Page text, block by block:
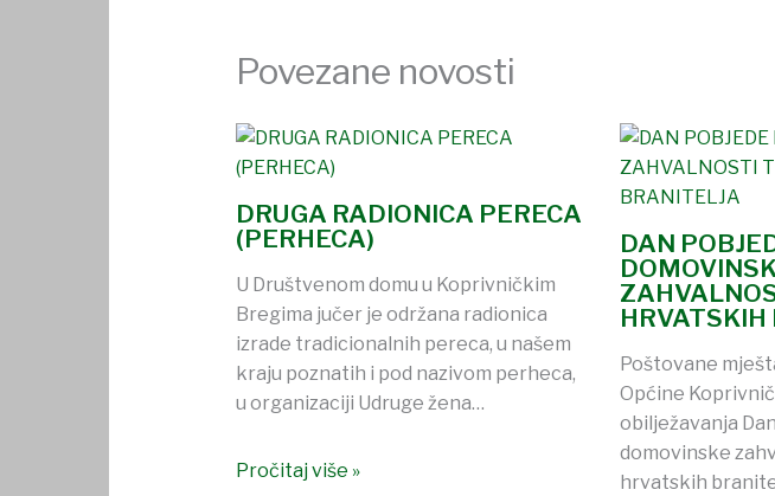
Povezane novosti
DRUGA RADIONICA PERECA
(PERHECA)
U Društvenom domu u Koprivničkim
Bregima jučer je održana radionica
izrade tradicionalnih pereca, u našem
kraju poznatih i pod nazivom perheca,
u organizaciji Udruge žena…
Pročitaj više »
DAN
Poštovane
Općine
obilježavanja
domovinske
hrvatskih